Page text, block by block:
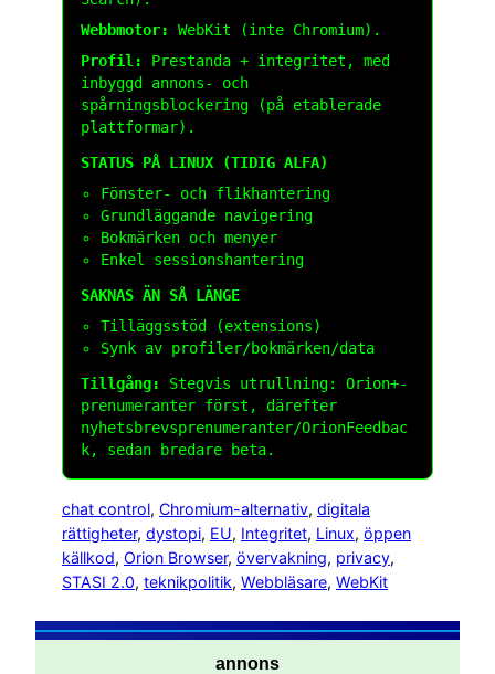
Webbmotor:
WebKit (inte Chromium).
Profil:
Prestanda + integritet, med
inbyggd annons- och
spårningsblockering (på etablerade
plattformar).
STATUS PÅ LINUX (TIDIG ALFA)
Fönster- och flikhantering
Grundläggande navigering
Bokmärken och menyer
Enkel sessionshantering
SAKNAS ÄN SÅ LÄNGE
Tilläggsstöd (extensions)
Synk av profiler/bokmärken/data
Tillgång:
Stegvis utrullning: Orion+-
prenumeranter först, därefter
nyhetsbrevsprenumeranter/OrionFeedbac
k, sedan bredare beta.
chat control, Chromium-alternativ, digitala
rättigheter, dystopi, EU, Integritet, Linux, öppen
källkod, Orion Browser, övervakning, privacy
STASI 2.0, teknikpolitik, Webbläsare, WebKit
annons